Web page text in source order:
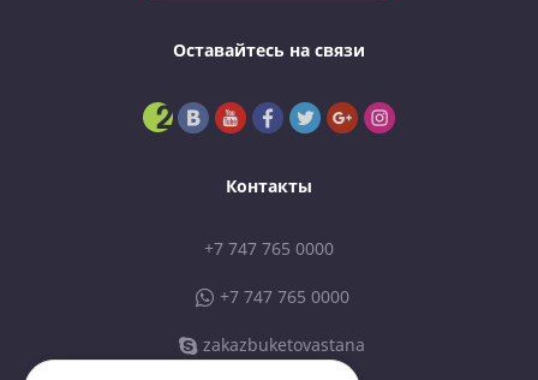
Оставайтесь на связи
Контакты
+7 747 765 0000
+7 747 765 0000
zakazbuketovastana